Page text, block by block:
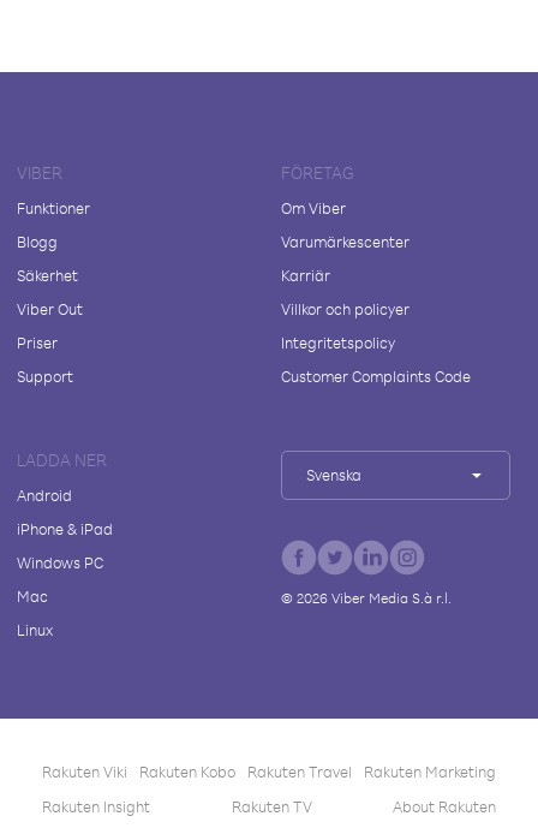
VIBER
Funktioner
Blogg
Säkerhet
Viber Out
Priser
Support
FÖRETAG
Om Viber
Varumärkescenter
Karriär
Villkor och policyer
Integritetspolicy
Customer Complaints Code
LADDA NER
Android
iPhone & iPad
Windows PC
Mac
Linux
Svenska
© 2026Viber Media S.à r.l.
Rakuten Viki Rakuten Kobo Rakuten Travel
Rakuten Marketing
Rakuten Insight
Rakuten TV About Rakuten